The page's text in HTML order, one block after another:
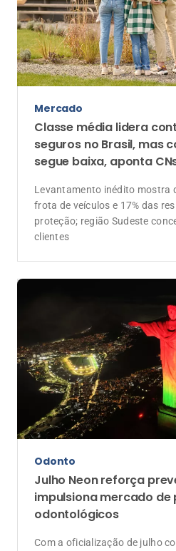
Mercado
Classe média lidera
seguros no Brasil, mas
segue baixa, aponta
Levantamento inédito mostra
frota de veículos e 17% das
proteção; região Sudeste
clientes
Odonto
Julho Neon reforça
impulsiona mercado de
odontológicos
Com a oficialização de julho